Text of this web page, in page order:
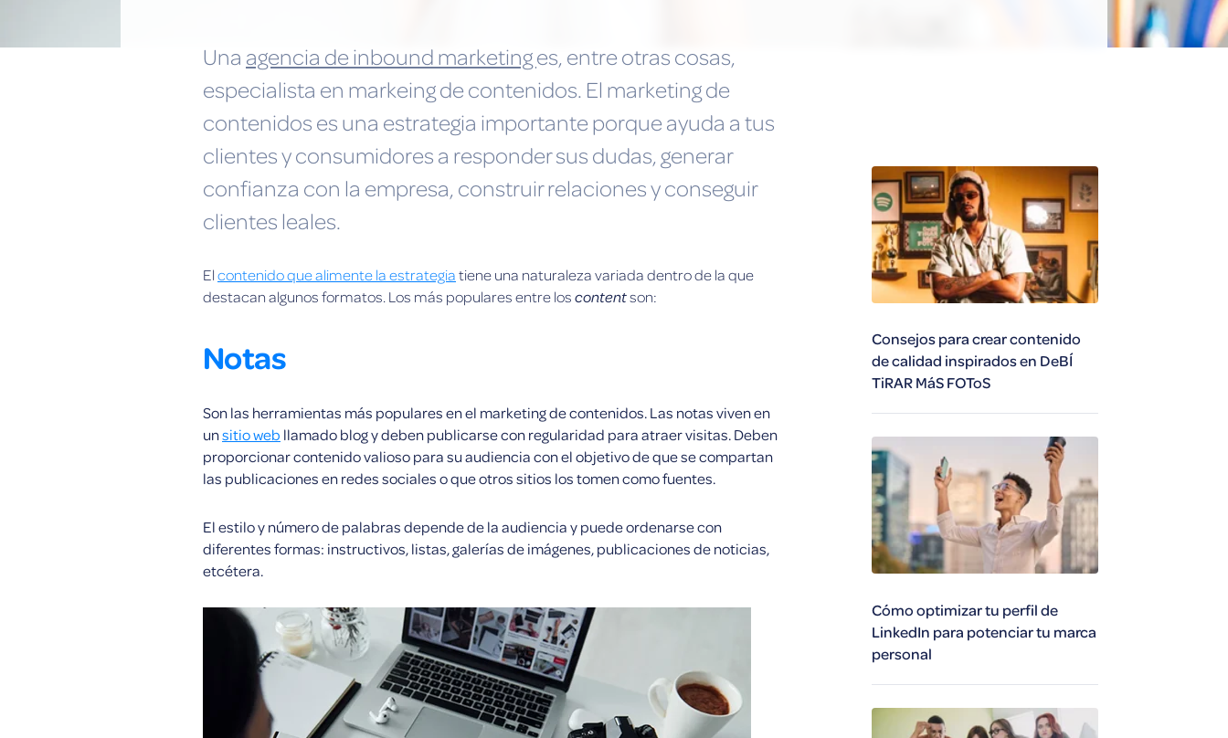
Una agencia de inbound marketinges, entre otras cosas,
especialista en markeing de contenidos. El marketing de
contenidos es una estrategia importante porque ayuda a tus
clientes y consumidores a responder sus dudas, generar
confianza con la empresa, construir relaciones y conseguir
clientes leales.
Elcontenido que alimente la estrategiatiene una naturaleza variada dentro de la que
destacan algunos formatos. Los más populares entre loscontentson:
Notas
Son las herramientas más populares en el marketing de contenidos. Las notas viven en
unsitio web llamado blog y deben publicarse con regularidad para atraer visitas. Deben
proporcionar contenido valioso para su audiencia con el objetivo de que se compartan
las publicaciones en redes sociales o que otros sitios los tomen como fuentes.
El estilo y número de palabras depende de la audiencia y puede ordenarse con
diferentes formas: instructivos, listas, galerías de imágenes, publicaciones de noticias,
etcétera.
Consejos para crear contenido
de calidad inspirados en DeBÍ
TiRAR MáS FOToS
Cómo optimizar tu perfil de
LinkedIn para potenciar tu marca
personal